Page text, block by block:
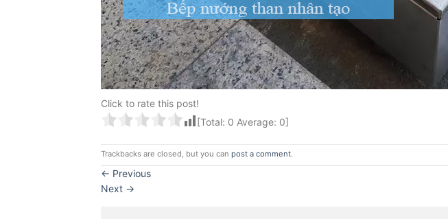
Click to rate this post!
[Total: 0 Average: 0]
Trackbacks are closed, but you can post a comment.
← Previous
Next →